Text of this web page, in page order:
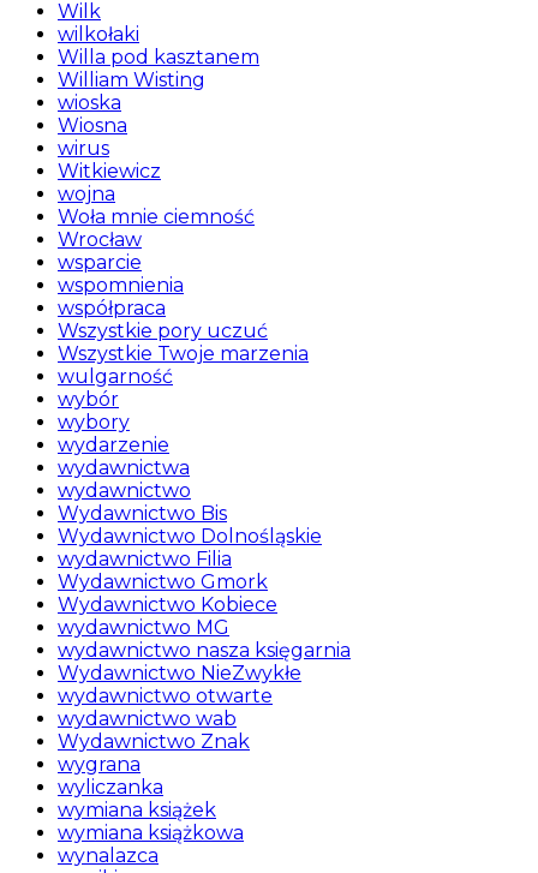
Wilk
wilkołaki
Willa pod kasztanem
William Wisting
wioska
Wiosna
wirus
Witkiewicz
wojna
Woła mnie ciemność
Wrocław
wsparcie
wspomnienia
współpraca
Wszystkie pory uczuć
Wszystkie Twoje marzenia
wulgarność
wybór
wybory
wydarzenie
wydawnictwa
wydawnictwo
Wydawnictwo Bis
Wydawnictwo Dolnośląskie
wydawnictwo Filia
Wydawnictwo Gmork
Wydawnictwo Kobiece
wydawnictwo MG
wydawnictwo nasza księgarnia
Wydawnictwo NieZwykłe
wydawnictwo otwarte
wydawnictwo wab
Wydawnictwo Znak
wygrana
wyliczanka
wymiana książek
wymiana książkowa
wynalazca